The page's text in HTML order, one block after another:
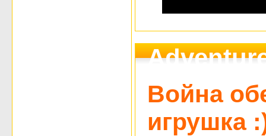
Война
игрушка